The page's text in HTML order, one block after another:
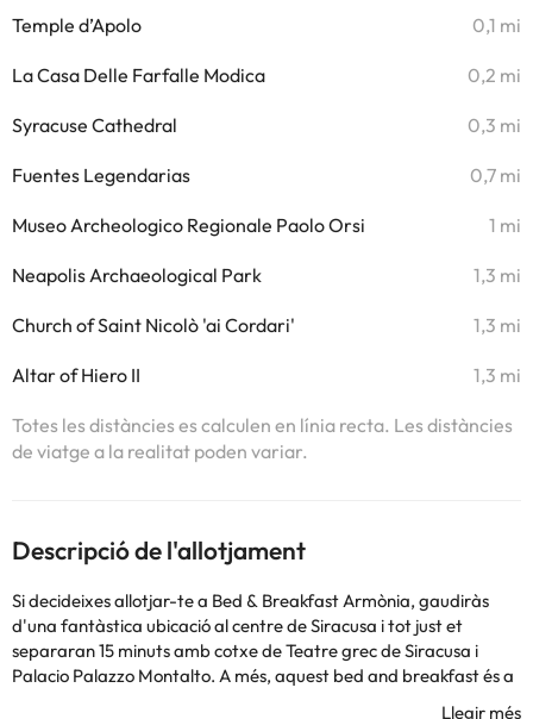
Temple d’Apolo 0,1 mi
La Casa Delle Farfalle Modica 0,2 mi
Syracuse Cathedral 0,3 mi
Fuentes Legendarias 0,7 mi
Museo Archeologico Regionale Paolo Orsi 1 mi
Neapolis Archaeological Park 1,3 mi
Church of Saint Nicolò 'ai Cordari' 1,3 mi
Altar of Hiero II 1,3 mi
Totes les distàncies es calculen en línia recta. Les distàncies
de viatge a la realitat poden variar.
Descripció de l'allotjament
Si decideixes allotjar-te a Bed & Breakfast Armònia, gaudiràs
d'una fantàstica ubicació al centre de Siracusa i tot just et
separaran 15 minuts amb cotxe de Teatre grec de Siracusa i
Palacio Palazzo Montalto. A més, aquest bed and breakfast és a
17,9 km de Platja Fontane Bianche ia ,2 km de Font de Diana.